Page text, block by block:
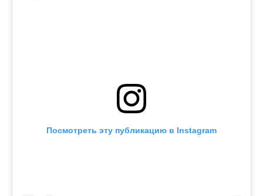
Посмотреть эту публикацию в Instagram